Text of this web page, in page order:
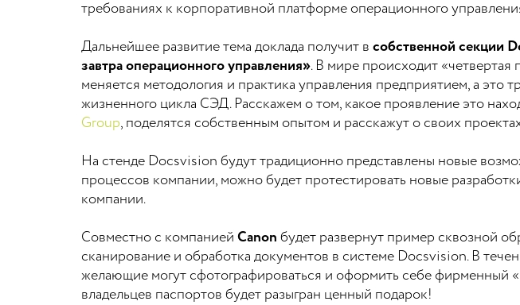
требованиях к корпоративной платформе операционного
Дальнейшее развитие тема доклада получит в собственной секции
завтра операционного управления». В мире происходит
меняется методология и практика управления предприятием, а это
жизненного цикла СЭД. Расскажем о том, какое проявление это
Group, поделятся собственным опытом и расскажут о своих
На стенде Docsvision будут традиционно представлены новые
процессов компании, можно будет протестировать новые
компании.
Совместно с компанией Canon будет развернут пример сквозной
сканирование и обработка документов в системе Docsvision. В
желающие могут сфотографироваться и оформить себе фирменный
владельцев паспортов будет разыгран ценный подарок!